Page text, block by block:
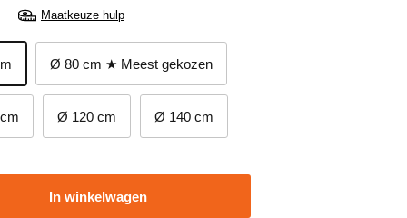
Maatkeuze hulp
Ø 80 cm ★ Meest gekozen
Ø 120 cm Ø 140 cm
In winkelwagen